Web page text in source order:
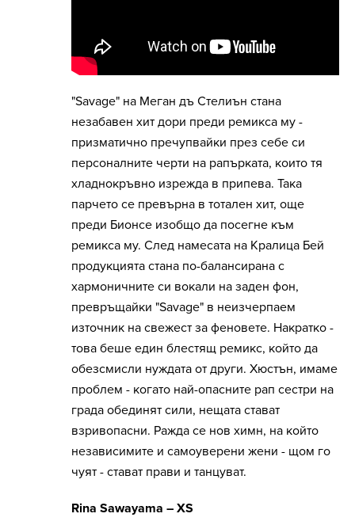
"Savage" на Меган дъ Стелиън стана
незабавен хит дори преди ремикса му -
призматично пречупвайки през себе си
персоналните черти на рапърката, които тя
хладнокръвно изрежда в припева. Така
парчето се превърна в тотален хит, още
преди Бионсе изобщо да посегне към
ремикса му. След намесата на Кралица Бей
продукцията стана по-балансирана с
хармоничните си вокали на заден фон,
превръщайки "Savage" в неизчерпаем
източник на свежест за феновете. Накратко -
това беше един блестящ ремикс, който да
обезсмисли нуждата от други. Хюстън, имаме
проблем - когато най-опасните рап сестри на
града обединят сили, нещата стават
взривопасни. Ражда се нов химн, на който
независимите и самоуверени жени - щом го
чуят - стават прави и танцуват.
Rina Sawayama – XS